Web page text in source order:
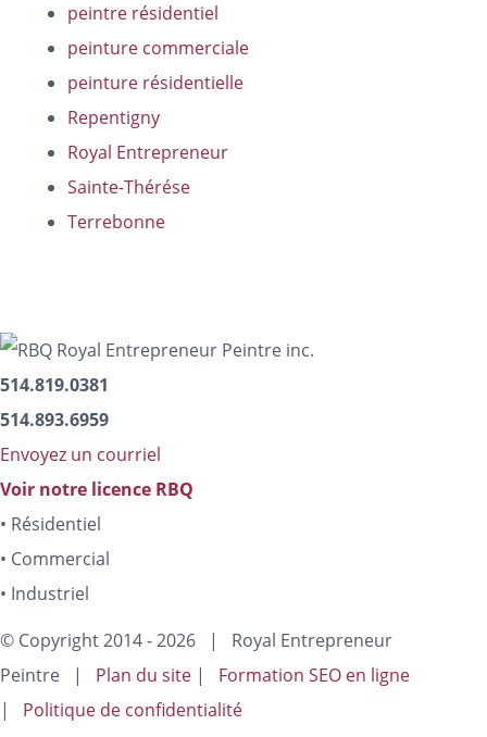
peintre résidentiel
peinture commerciale
peinture résidentielle
Repentigny
Royal Entrepreneur
Sainte-Thérése
Terrebonne
514.819.0381
514.893.6959
Envoyez un courriel
Voir notre licence RBQ
• Résidentiel
• Commercial
• Industriel
© Copyright 2014 -2026 | Royal Entrepreneur
Peintre | Plan du site | Formation SEO en ligne
| Politique de confidentialité